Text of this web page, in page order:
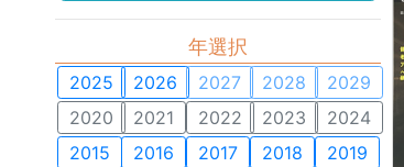
年選択
2025 2026 2027 2028
2029
2020
2021 2022 2023
2024
2015
2016 2017 2018
2019